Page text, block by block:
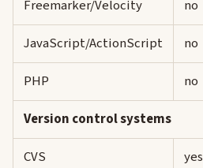
Freemarker/Velocity no
JavaScript/ActionScript
no
PHP
no
Version control systems
CVS
yes